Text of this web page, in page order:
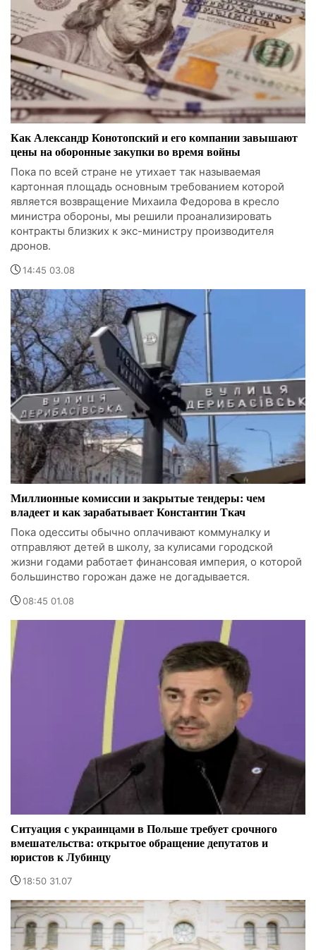
Как Александр Конотопский и его компании завышают
цены на оборонные закупки во время войны
Пока по всей стране не утихает так называемая
картонная площадь основным требованием которой
является возвращение Михаила Федорова в кресло
министра обороны, мы решили проанализировать
контракты близких к экс-министру производителя
дронов.
14:45 03.08
Миллионные комиссии и закрытые тендеры: чем
владеет и как зарабатывает Константин Ткач
Пока одесситы обычно оплачивают коммуналку и
отправляют детей в школу, за кулисами городской
жизни годами работает финансовая империя, о которой
большинство горожан даже не догадывается.
08:45 01.08
Ситуация с украинцами в Польше требует срочного
вмешательства: открытое обращение депутатов и
юристов к Лубинцу
18:50 31.07